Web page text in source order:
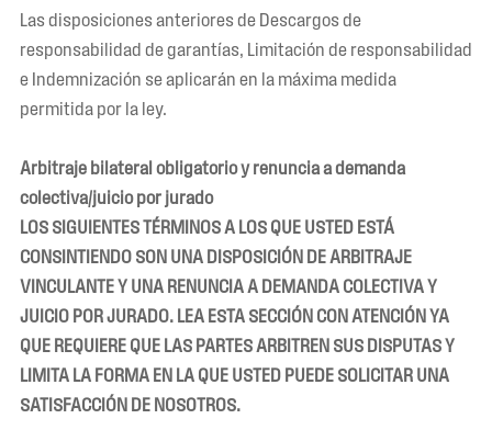
Las disposiciones anteriores de Descargos de
responsabilidad de garantías, Limitación de responsabilidad
e Indemnización se aplicarán en la máxima medida
permitida por la ley.
Arbitraje bilateral obligatorio y renuncia a demanda
colectiva/juicio por jurado
LOS SIGUIENTES TÉRMINOS A LOS QUE USTED ESTÁ
CONSINTIENDO SON UNA DISPOSICIÓN DE ARBITRAJE
VINCULANTE Y UNA RENUNCIA A DEMANDA COLECTIVA Y
JUICIO POR JURADO. LEA ESTA SECCIÓN CON ATENCIÓN YA
QUE REQUIERE QUE LAS PARTES ARBITREN SUS DISPUTAS Y
LIMITA LA FORMA EN LA QUE USTED PUEDE SOLICITAR UNA
SATISFACCIÓN DE NOSOTROS.